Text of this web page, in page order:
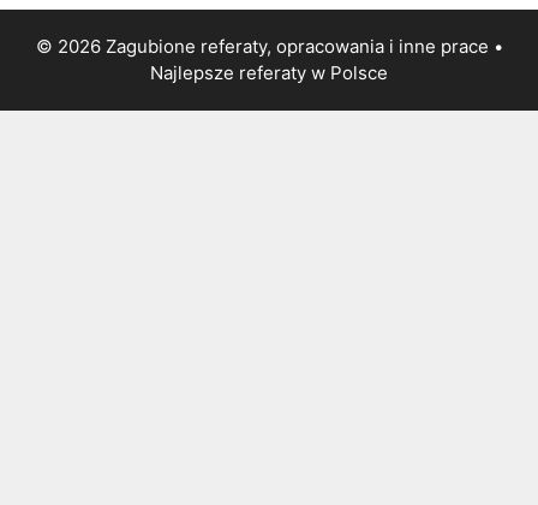
© 2026 Zagubione referaty, opracowania i inne prace •
Najlepsze referaty w Polsce